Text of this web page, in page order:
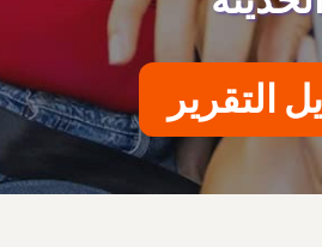
التقرير